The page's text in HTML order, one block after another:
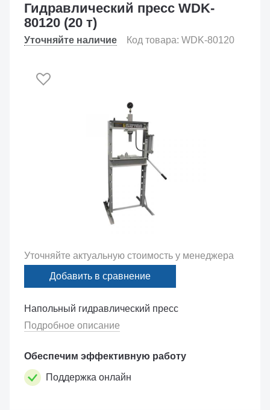
Гидравлический пресс WDK-
80120 (20 т)
Уточняйте наличие Код товара: WDK-80120
Напольный гидравлический пресс
Подробное описание
Обеспечим эффективную работу
Поддержка онлайн
Уточняйте актуальную стоимость у менеджера
Добавить в сравнение